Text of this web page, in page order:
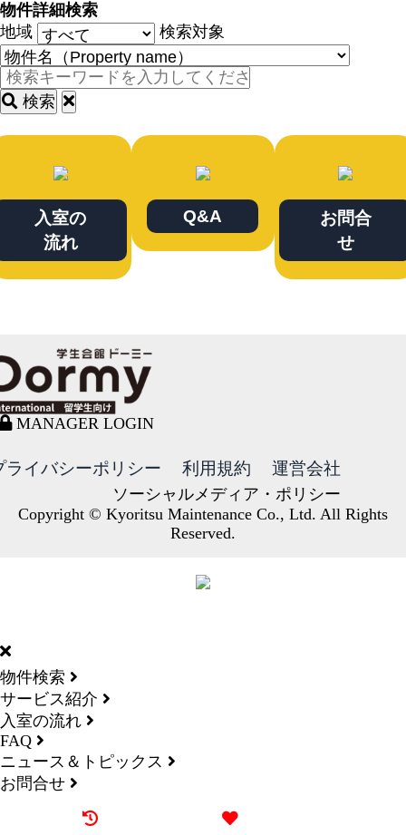
物件詳細検索
地域
検索対象
検索
入室の
流れ
Q&A
お問合
せ
MANAGER LOGIN
ライバシーポリシー 利用規約 運営会社
ソーシャルメディア・ポリシー
Copyright © Kyoritsu Maintenance Co., Ltd. All Rights
Reserved.
物件検索
サービス紹介
入室の流れ
FAQ
ニュース＆トピックス
お問合せ